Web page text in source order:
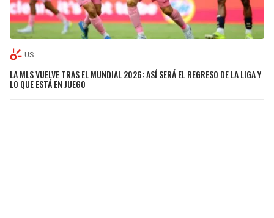
US
LA MLS VUELVE TRAS EL MUNDIAL 2026: ASÍ SERÁ EL REGRESO DE LA LIGA Y
LO QUE ESTÁ EN JUEGO